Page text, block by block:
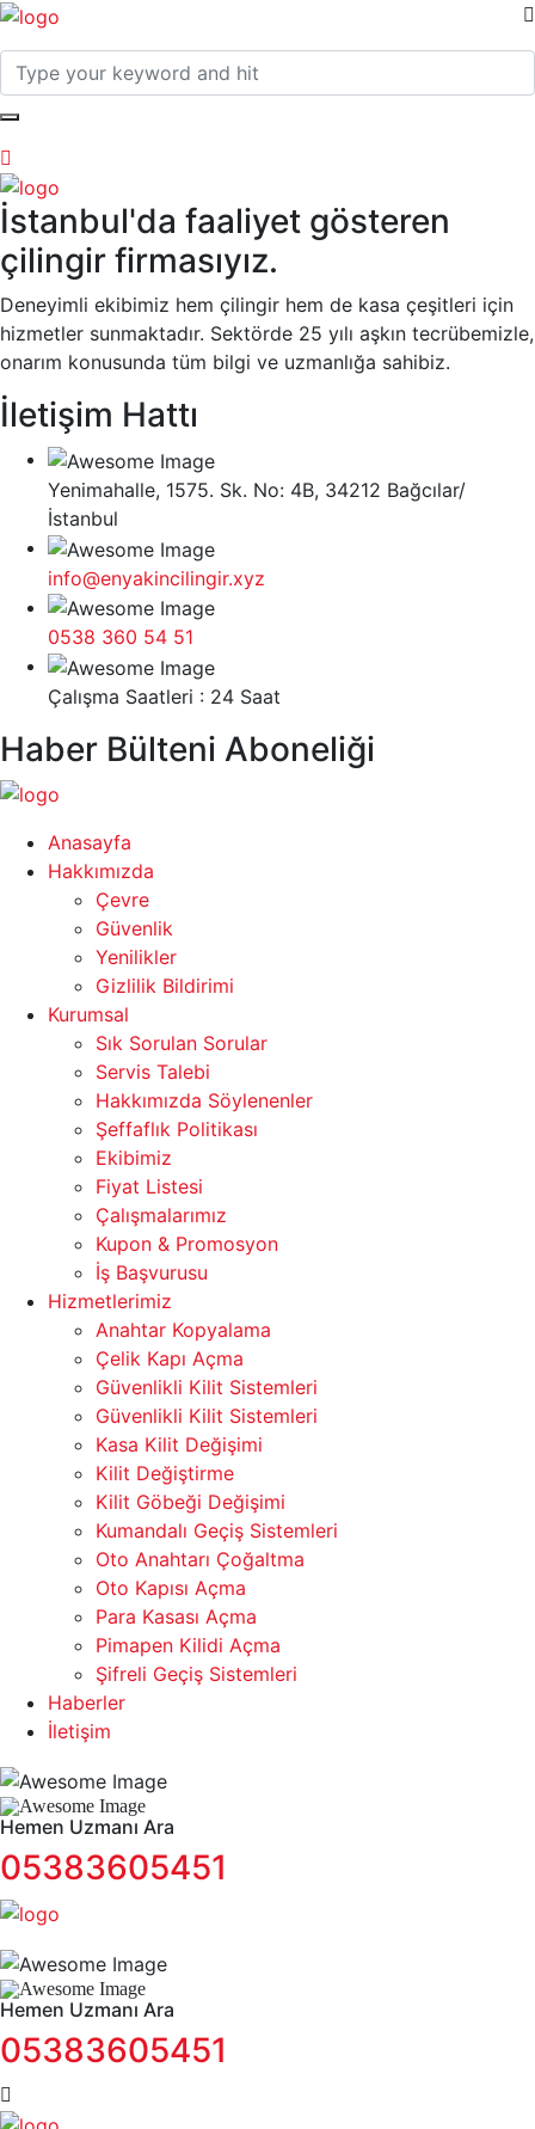
İstanbul'da faaliyet gösteren
çilingir firmasıyız.
Deneyimli ekibimiz hem çilingir hem de kasa çeşitleri için
hizmetler sunmaktadır. Sektörde 25 yılı aşkın tecrübemizle,
onarım konusunda tüm bilgi ve uzmanlığa sahibiz.
İletişim Hattı
Yenimahalle, 1575. Sk. No: 4B, 34212 Bağcılar/
İstanbul
info@enyakincilingir.xyz
0538 360 54 51
Çalışma Saatleri : 24 Saat
Haber Bülteni Aboneliği
Anasayfa
Hakkımızda
Çevre
Güvenlik
Yenilikler
Gizlilik Bildirimi
Kurumsal
Sık Sorulan Sorular
Servis Talebi
Hakkımızda Söylenenler
Şeffaflık Politikası
Ekibimiz
Fiyat Listesi
Çalışmalarımız
Kupon & Promosyon
İş Başvurusu
Hizmetlerimiz
Anahtar Kopyalama
Çelik Kapı Açma
Güvenlikli Kilit Sistemleri
Güvenlikli Kilit Sistemleri
Kasa Kilit Değişimi
Kilit Değiştirme
Kilit Göbeği Değişimi
Kumandalı Geçiş Sistemleri
Oto Anahtarı Çoğaltma
Oto Kapısı Açma
Para Kasası Açma
Pimapen Kilidi Açma
Şifreli Geçiş Sistemleri
Haberler
İletişim
Hemen Uzmanı Ara
05383605451
Hemen Uzmanı Ara
05383605451